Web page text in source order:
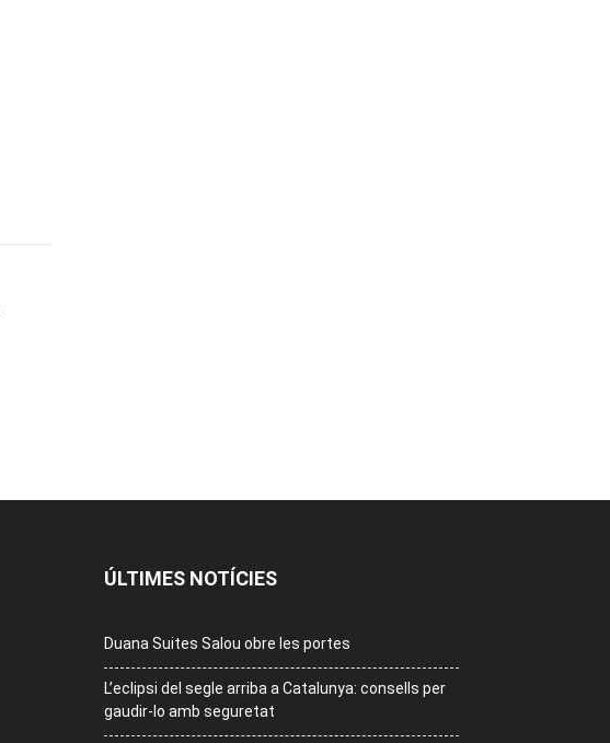
ÚLTIMES NOTÍCIES
Duana Suites Salou obre les portes
L’eclipsi del segle arriba a Catalunya: consells per
gaudir-lo amb seguretat